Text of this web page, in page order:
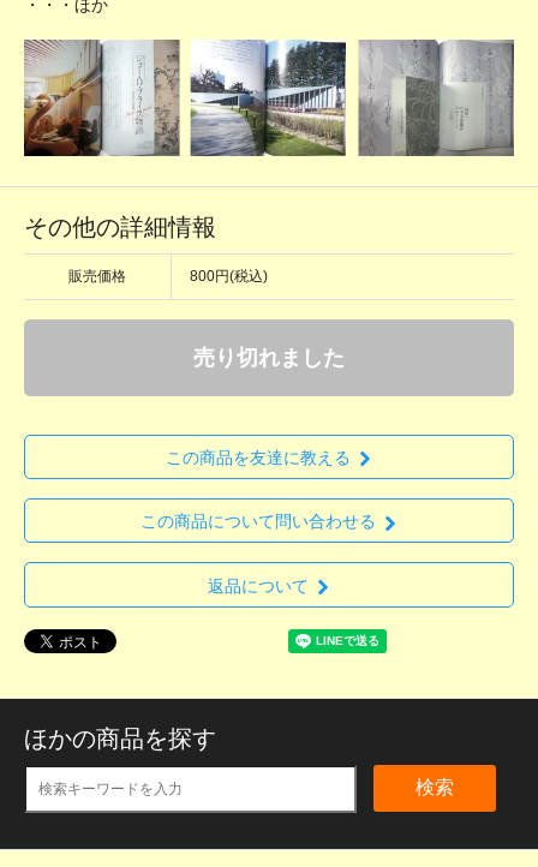
・・・ほか
その他の詳細情報
販売価格 800円(税込)
売り切れました
この商品を友達に教える
この商品について問い合わせる
返品について
ほかの商品を探す
検索